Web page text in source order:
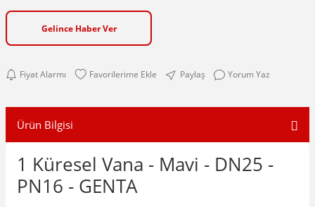
Gelince Haber Ver
Fiyat Alarmı Paylaş Yorum Yaz
Ürün Bilgisi
1 Küresel Vana - Mavi - DN25 -
PN16 - GENTA